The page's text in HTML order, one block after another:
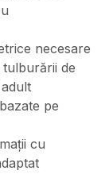
necesare
de
pe
cu